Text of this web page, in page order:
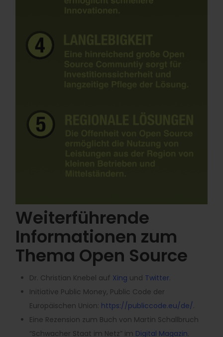
Weiterführende
Informationen zum
Thema Open Source
Dr. Christian Knebel auf Xing und Twitter.
Initiative Public Money, Public Code der
Europäischen Union: https://publiccode.eu/de/.
Eine Rezension zum Buch von Martin Schallbruch
“Schwacher Staat im Netz” im Digital Magazin.